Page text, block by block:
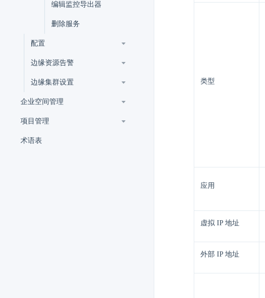
编辑监控导出器
删除服务
配置
边缘资源告警
边缘集群设置
企业空间管理
项目管理
术语表
类型
应用
虚拟 IP 地址
外部 IP 地址